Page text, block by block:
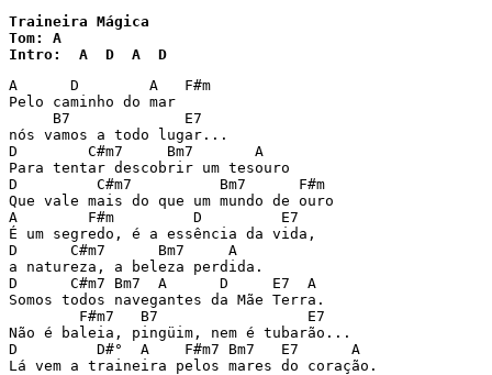
Traineira Mágica
Tom: A
Intro:  A  D  A  D
A      D        A   F#m
Pelo caminho do mar
     B7             E7
nós vamos a todo lugar...
D        C#m7     Bm7       A
Para tentar descobrir um tesouro
D         C#m7          Bm7      F#m
Que vale mais do que um mundo de ouro
A        F#m         D         E7
É um segredo, é a essência da vida,
D      C#m7      Bm7     A
a natureza, a beleza perdida.
D      C#m7 Bm7  A      D     E7  A
Somos todos navegantes da Mãe Terra.
        F#m7   B7                 E7
Não é baleia, pingüim, nem é tubarão...
D         D#°  A    F#m7 Bm7   E7      A
Lá vem a traineira pelos mares do coração.